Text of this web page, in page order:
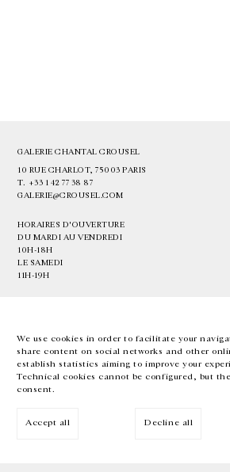
We use cookies in order to facilitate your
share content on social networks and other
establish statistics aiming to improve your
Technical cookies cannot be configured, but
consent.
Accept all Decline all
GALERIE CHANTAL CROUSEL
10 RUE CHARLOT, 75003 PARIS
T. +33 1 42 77 38 87
GALERIE@CROUSEL.COM
HORAIRES D'OUVERTURE
DU MARDI AU VENDREDI
10H-18H
LE SAMEDI
11H-19H
EN FR 中文 Facebook Instagram
Inscrivez-vous à notre newsletter